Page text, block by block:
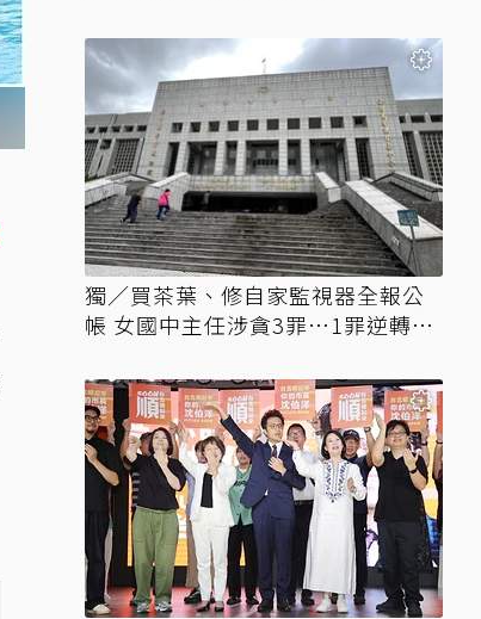
獨／買茶葉、修自家監視器全報公
帳 女國中主任涉貪3罪…1罪逆轉無